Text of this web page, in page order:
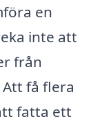
en
inte att
från
få flera
fatta ett